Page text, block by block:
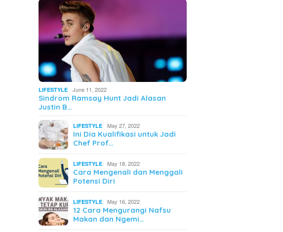
LIFESTYLE June 11, 2022
Sindrom Ramsay Hunt Jadi Alasan
Justin B…
LIFESTYLE May 27, 2022
Ini Dia Kualifikasi untuk Jadi
Chef Prof…
LIFESTYLE May 18, 2022
Cara Mengenali dan Menggali
Potensi Diri
LIFESTYLE May 16, 2022
12 Cara Mengurangi Nafsu
Makan dan Ngemi…